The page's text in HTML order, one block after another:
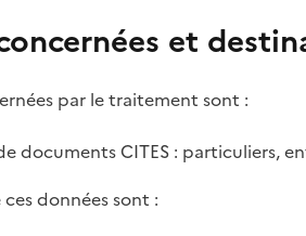
et
par le traitement sont :
documents CITES : particuliers,
données sont :